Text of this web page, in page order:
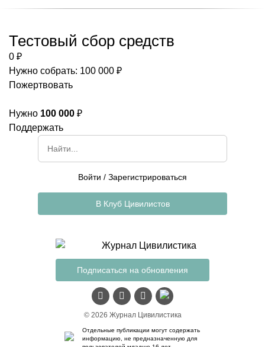
Тестовый сбор средств
0 ₽
Нужно собрать: 100 000 ₽
Пожертвовать
Нужно 100 000 ₽
Поддержать
Подписаться на обновления
© 2026 Журнал Цивилистика
Отдельные публикации могут содержать
информацию, не предназначенную для
Войти / Зарегистрироваться
В Клуб Цивилистов